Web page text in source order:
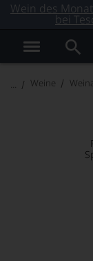
Wein des
bei
Weine